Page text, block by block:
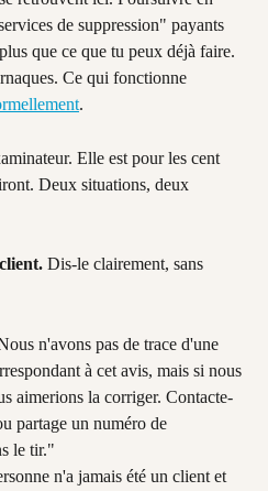
de suppression" payants
que ce que tu peux déjà faire.
Ce qui fonctionne
.
Elle est pour les cent
Deux situations, deux
Dis-le clairement, sans
n'avons pas de trace d'une
à cet avis, mais si nous
aimerions la corriger. Contacte-
partage un numéro de
le tir."
n'a jamais été un client et